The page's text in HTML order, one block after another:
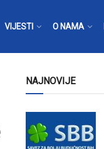
VIJESTI O NAMA
NAJNOVIJE